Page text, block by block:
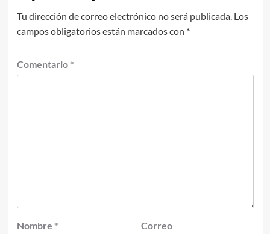
Tu dirección de correo electrónico no será publicada. Los
campos obligatorios están marcados con *
Comentario *
Nombre *
Correo